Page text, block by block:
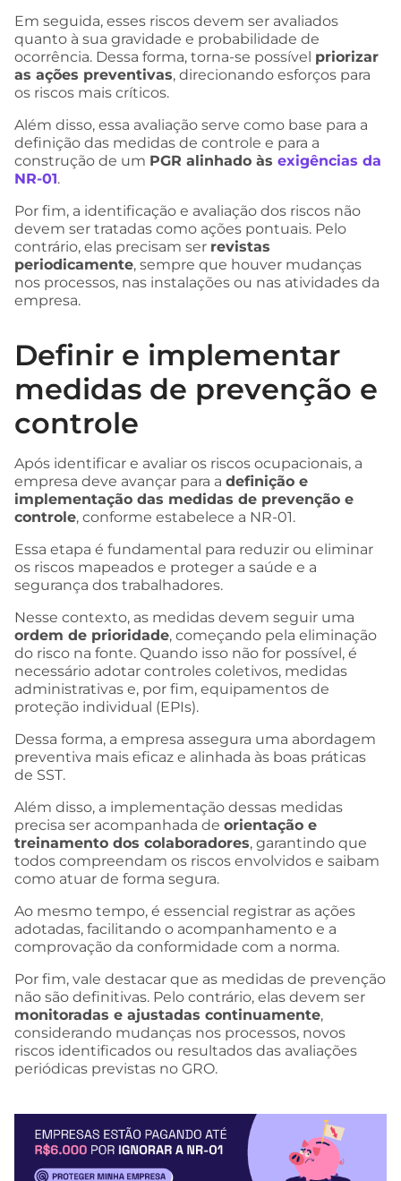
Em seguida, esses riscos devem ser avaliados
quanto à sua gravidade e probabilidade de
ocorrência. Dessa forma, torna-se possível priorizar
as ações preventivas, direcionando esforços para
os riscos mais críticos.
Além disso, essa avaliação serve como base para a
definição das medidas de controle e para a
construção de um PGR alinhado às exigências da
NR-01.
Por fim, a identificação e avaliação dos riscos não
devem ser tratadas como ações pontuais. Pelo
contrário, elas precisam ser revistas
periodicamente, sempre que houver mudanças
nos processos, nas instalações ou nas atividades da
empresa.
Definir e implementar
medidas de prevenção e
controle
Após identificar e avaliar os riscos ocupacionais, a
empresa deve avançar para a definição e
implementação das medidas de prevenção e
controle, conforme estabelece a NR-01.
Essa etapa é fundamental para reduzir ou eliminar
os riscos mapeados e proteger a saúde e a
segurança dos trabalhadores.
Nesse contexto, as medidas devem seguir uma
ordem de prioridade, começando pela eliminação
do risco na fonte. Quando isso não for possível, é
necessário adotar controles coletivos, medidas
administrativas e, por fim, equipamentos de
proteção individual (EPIs).
Dessa forma, a empresa assegura uma abordagem
preventiva mais eficaz e alinhada às boas práticas
de SST.
Além disso, a implementação dessas medidas
precisa ser acompanhada de orientação e
treinamento dos colaboradores, garantindo que
todos compreendam os riscos envolvidos e saibam
como atuar de forma segura.
Ao mesmo tempo, é essencial registrar as ações
adotadas, facilitando o acompanhamento e a
comprovação da conformidade com a norma.
Por fim, vale destacar que as medidas de prevenção
não são definitivas. Pelo contrário, elas devem ser
monitoradas e ajustadas continuamente,
considerando mudanças nos processos, novos
riscos identificados ou resultados das avaliações
periódicas previstas no GRO.